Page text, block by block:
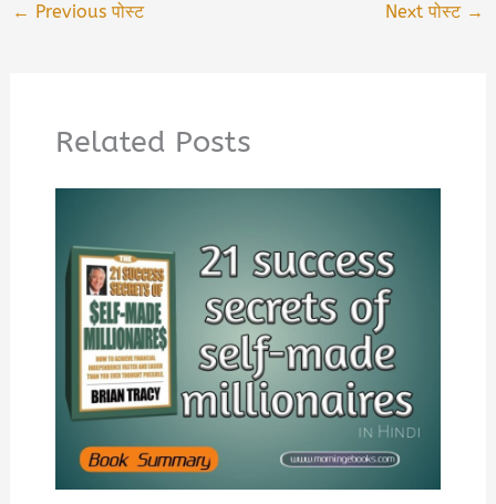
← Previous पोस्ट Next पोस्ट →
Related Posts